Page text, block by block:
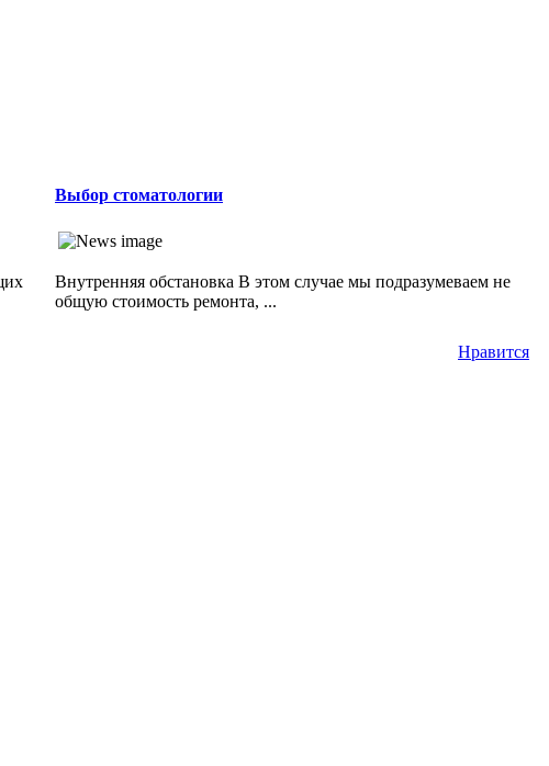
Выбор стоматологии
Внутренняя обстановка В этом случае мы подразумеваем не
общую стоимость ремонта, ...
Нравится